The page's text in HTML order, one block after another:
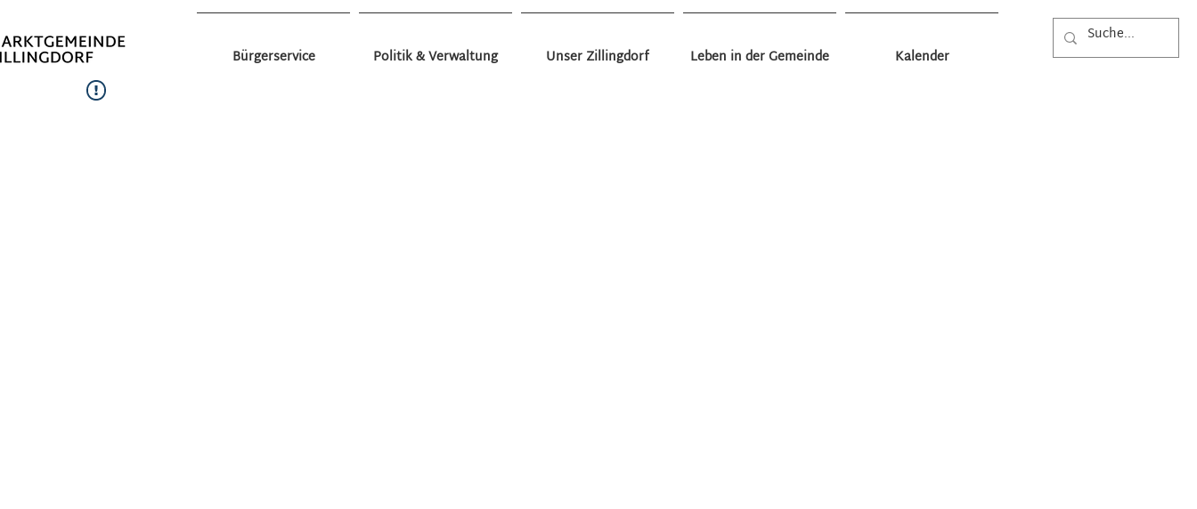
Bürgerservice Politik & Verwaltung Unser Zillingdorf Leben in der Gemeinde Kalender